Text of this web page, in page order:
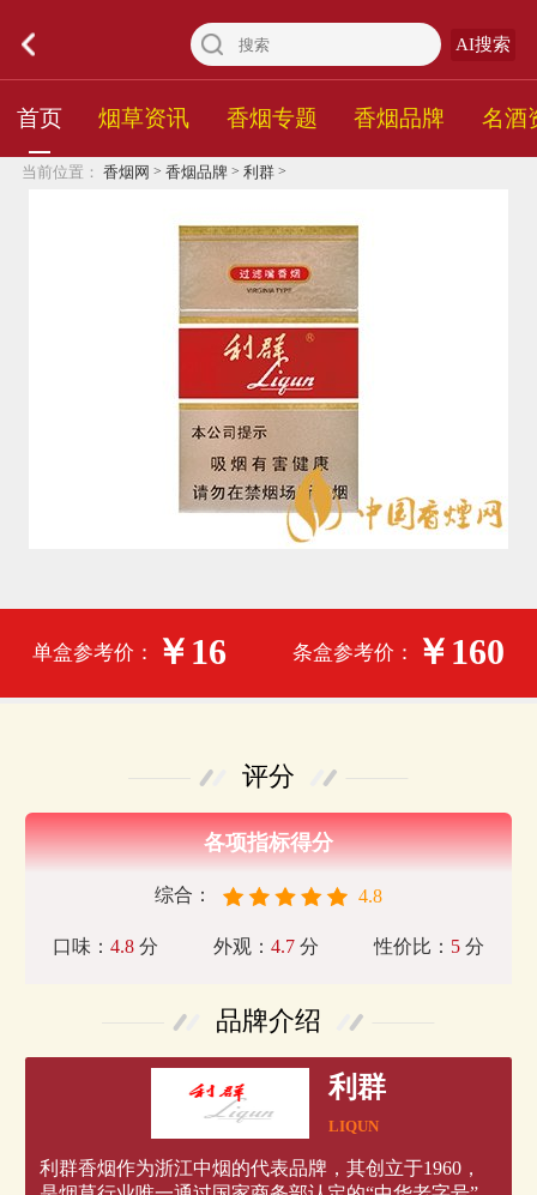
AI搜索
首页 烟草资讯 香烟专题 香烟品牌 名酒
当前位置： 香烟网 > 香烟品牌 > 利群 >
单盒参考价： ￥16 条盒参考价： ￥160
评分
各项指标得分
综合： 4.8
口味： 4.8分 外观： 4.7 分 性价比： 5 分
品牌介绍
利群
LIQUN
利群香烟作为浙江中烟的代表品牌，其创立于1960，